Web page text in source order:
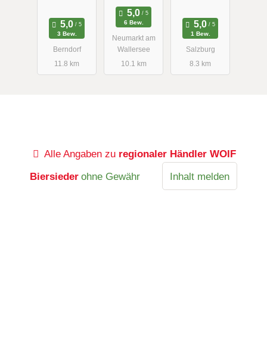
3 Bew.
Berndorf
11.8 km
6 Bew.
Neumarkt am
Wallersee
10.1 km
1 Bew.
Salzburg
8.3 km
Alle Angaben zu regionaler Händler WOIF
Biersieder ohne Gewähr Inhalt melden